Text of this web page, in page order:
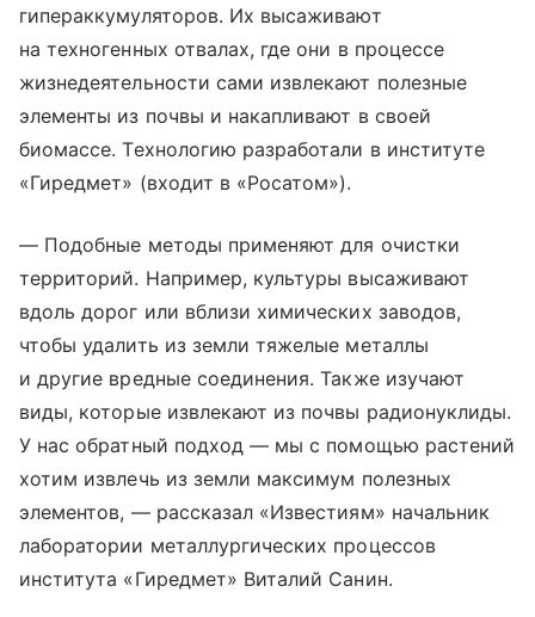
гипераккумуляторов. Их высаживают
на техногенных отвалах, где они в процессе
жизнедеятельности сами извлекают полезные
элементы из почвы и накапливают в своей
биомассе. Технологию разработали в институте
«Гиредмет» (входит в «Росатом»).
— Подобные методы применяют для очистки
территорий. Например, культуры высаживают
вдоль дорог или вблизи химических заводов,
чтобы удалить из земли тяжелые металлы
и другие вредные соединения. Также изучают
виды, которые извлекают из почвы радионуклиды.
У нас обратный подход — мы с помощью растений
хотим извлечь из земли максимум полезных
элементов, — рассказал «Известиям» начальник
лаборатории металлургических процессов
института «Гиредмет» Виталий Санин.